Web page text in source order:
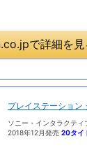
で詳細を
プレイステーション
ソニー・インタラクティ
2018年12月発売 20タイ